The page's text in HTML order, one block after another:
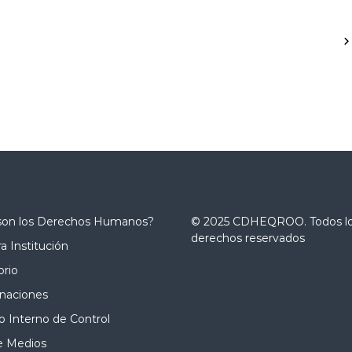
los Derechos Humanos?
Institución
Interno de Control
Medios
© 2025 CDHEQROO. Todos
derechos reservados